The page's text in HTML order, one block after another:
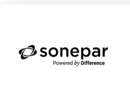
Felanmälan
Returer
Beställa PDF fakturor